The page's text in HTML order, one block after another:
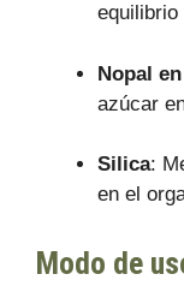
equilibrio
Nopal
azúcar
Silica:
en el
Modo de